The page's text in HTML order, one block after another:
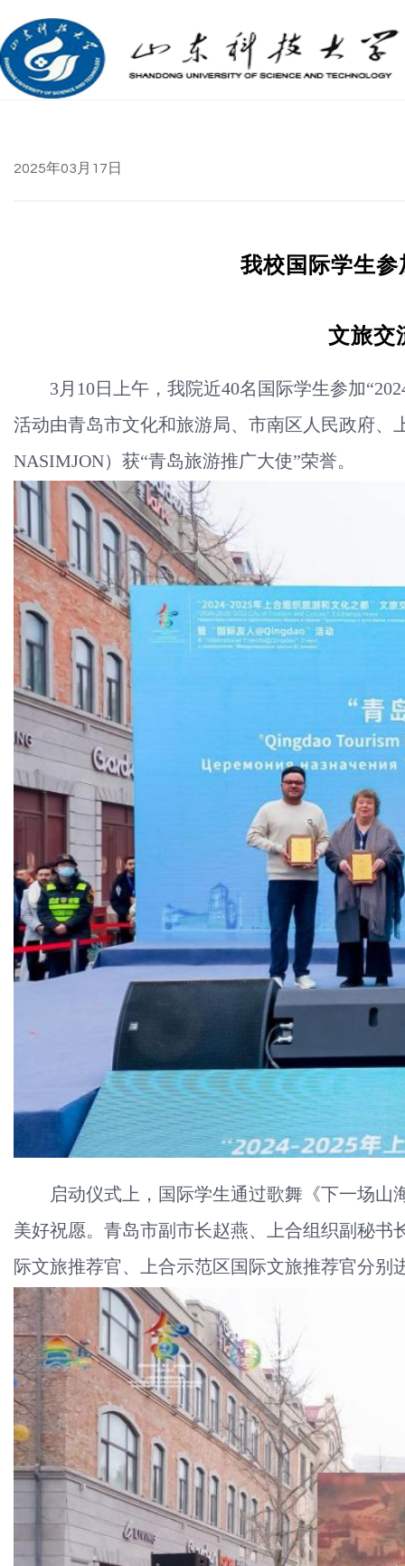
2025年03月17日
我校国际学生参
文旅交
3月10日上午，我院近40名国际学生参加
活动由青岛市文化和旅游局、市南区人民政府、
NASIMJON）获“青岛旅游推广大使”荣誉。
启动仪式上，国际学生通过歌舞《下一场
美好祝愿。青岛市副市长赵燕、上合组织副秘书
际文旅推荐官、上合示范区国际文旅推荐官分别